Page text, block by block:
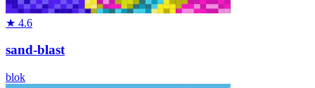
★ 4.6
sand-blast
blok